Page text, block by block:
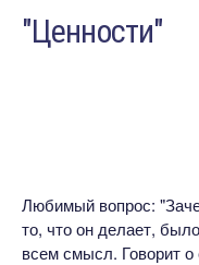
"Ценности"
Любимый вопрос:
то, что он делает,
всем смысл. Говорит